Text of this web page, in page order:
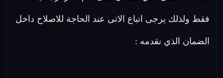
فقط ولذلك يرجى اتباع الاتى عند الحاجة للاصلاح داخل
الضمان الذي نقدمه :